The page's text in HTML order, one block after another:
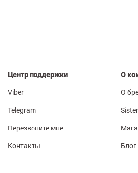
Центр поддержки
Viber
Telegram
Перезвоните мне
Контакты
О
О
Блог